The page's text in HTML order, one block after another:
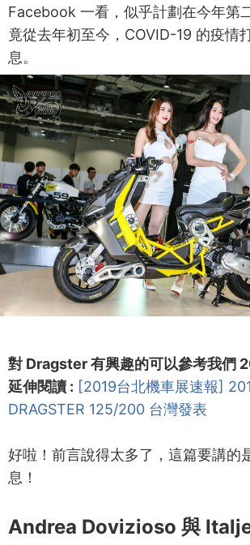
Facebook 一看，似乎計劃在今年第
竟從去年初至今，COVID-19 的疫情
息。
對 Dragster 有興趣的可以參考我們
延伸閱讀 : [2019台北機車展速報]
DRAGSTER 125/200 台灣發表
好啦！前言說得太多了，這篇要講的
息！
Andrea Dovizioso 與